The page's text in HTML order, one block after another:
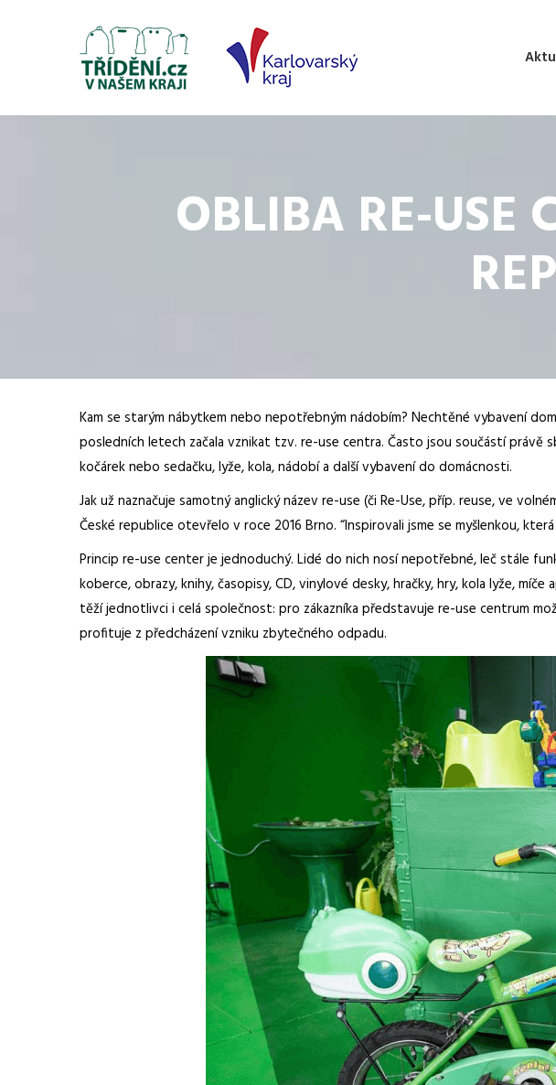
OBLIBA RE-USE
Kam se starým nábytkem nebo nepotřebným nádobím? Nechtěné vybavení
posledních letech začala vznikat tzv. re-use centra. Často jsou součástí
kočárek nebo sedačku, lyže, kola, nádobí a další vybavení do domácnosti.
Jak už naznačuje samotný anglický název re-use (či Re-Use, příp. reuse, ve
České republice otevřelo v roce 2016 Brno. “Inspirovali jsme se myšlenkou,
Princip re-use center je jednoduchý. Lidé do nich nosí nepotřebné, leč stále
koberce, obrazy, knihy, časopisy, CD, vinylové desky, hračky, hry, kola lyže,
těží jednotlivci i celá společnost: pro zákazníka představuje re-use centrum
profituje z předcházení vzniku zbytečného odpadu.